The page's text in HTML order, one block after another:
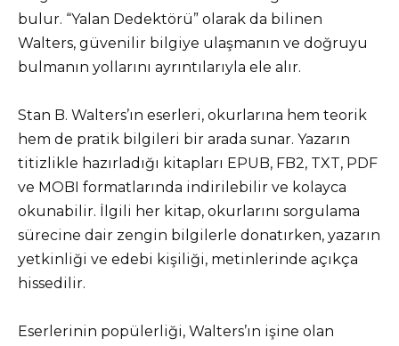
bulur. “Yalan Dedektörü” olarak da bilinen
Walters, güvenilir bilgiye ulaşmanın ve doğruyu
bulmanın yollarını ayrıntılarıyla ele alır.
Stan B. Walters’ın eserleri, okurlarına hem teorik
hem de pratik bilgileri bir arada sunar. Yazarın
titizlikle hazırladığı kitapları EPUB, FB2, TXT, PDF
ve MOBI formatlarında indirilebilir ve kolayca
okunabilir. İlgili her kitap, okurlarını sorgulama
sürecine dair zengin bilgilerle donatırken, yazarın
yetkinliği ve edebi kişiliği, metinlerinde açıkça
hissedilir.
Eserlerinin popülerliği, Walters’ın işine olan